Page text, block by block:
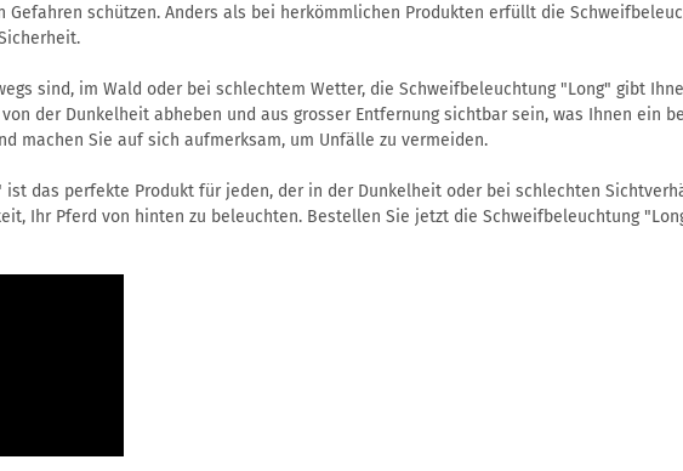
schützen. Anders als bei herkömmlichen Produkten erfüllt die
sind, im Wald oder bei schlechtem Wetter, die Schweifbeleuchtung "Long" gibt
der Dunkelheit abheben und aus grosser Entfernung sichtbar sein, was Ihnen ein
machen Sie auf sich aufmerksam, um Unfälle zu vermeiden.
ist das perfekte Produkt für jeden, der in der Dunkelheit oder bei schlechten
Ihr Pferd von hinten zu beleuchten. Bestellen Sie jetzt die Schweifbeleuchtung